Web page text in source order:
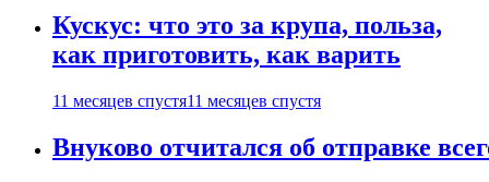
Кускус: что это за крупа, польза,
как приготовить, как варить
11 месяцев спустя11 месяцев спустя
Внуково отчитался об отправке